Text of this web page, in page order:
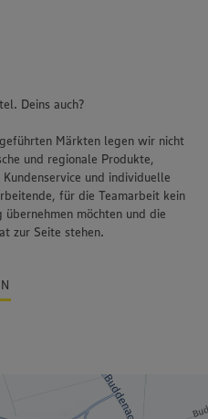
Deins auch?
Märkten legen wir nicht
und regionale Produkte,
und individuelle
für die Teamarbeit kein
möchten und die
zur Seite stehen.